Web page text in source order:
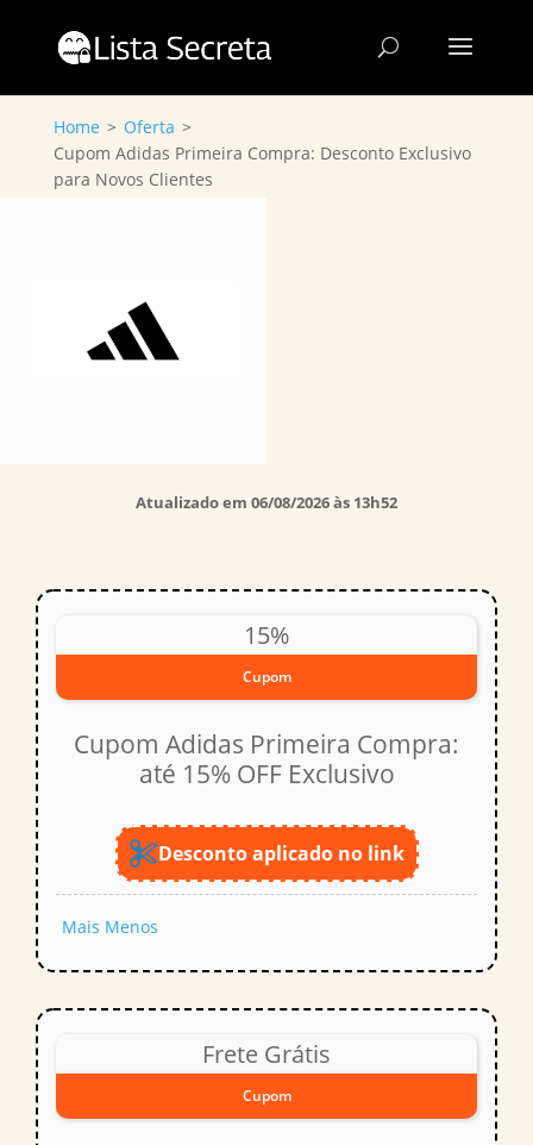
Home > Oferta >
Cupom Adidas Primeira Compra: Desconto Exclusivo
para Novos Clientes
Atualizado em 06/08/2026 às 13h52
15%
Cupom
Cupom Adidas Primeira Compra:
até 15% OFF Exclusivo
Desconto aplicado no link
Mais Menos
Frete Grátis
Cupom